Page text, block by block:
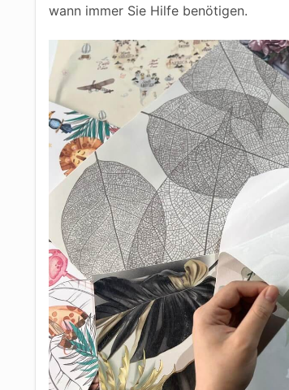
wann immer Sie Hilfe benötigen.